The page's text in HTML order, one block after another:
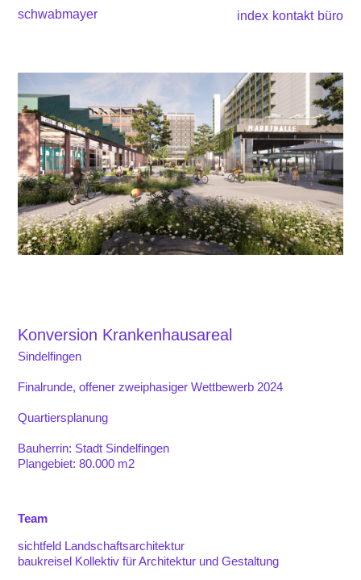
index kontakt büro
schwabmayer
Konversion Krankenhausareal
Sindelfingen
Finalrunde, offener zweiphasiger Wettbewerb 2024
Quartiersplanung
Bauherrin: Stadt Sindelfingen
Plangebiet: 80.000 m2
Team
sichtfeld Landschaftsarchitektur
baukreisel Kollektiv für Architektur und Gestaltung